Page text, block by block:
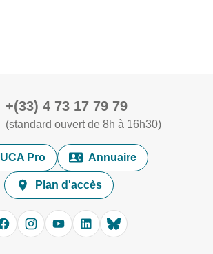
+(33) 4 73 17 79 79
(standard ouvert de 8h à 16h30)
UCA Pro Annuaire
Plan d'accès